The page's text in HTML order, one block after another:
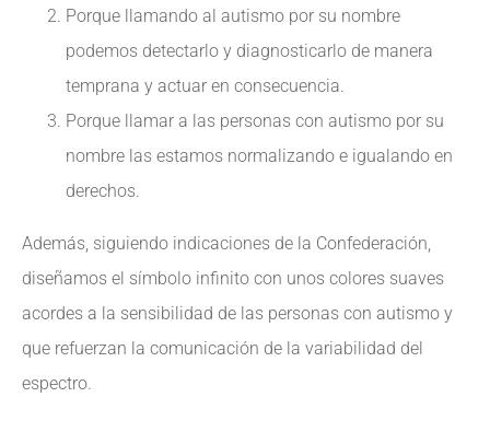
Porque llamando al autismo por su nombre
podemos detectarlo y diagnosticarlo de manera
temprana y actuar en consecuencia.
Porque llamar a las personas con autismo por su
nombre las estamos normalizando e igualando en
derechos.
Además, siguiendo indicaciones de la Confederación,
diseñamos el símbolo infinito con unos colores suaves
acordes a la sensibilidad de las personas con autismo y
que refuerzan la comunicación de la variabilidad del
espectro.